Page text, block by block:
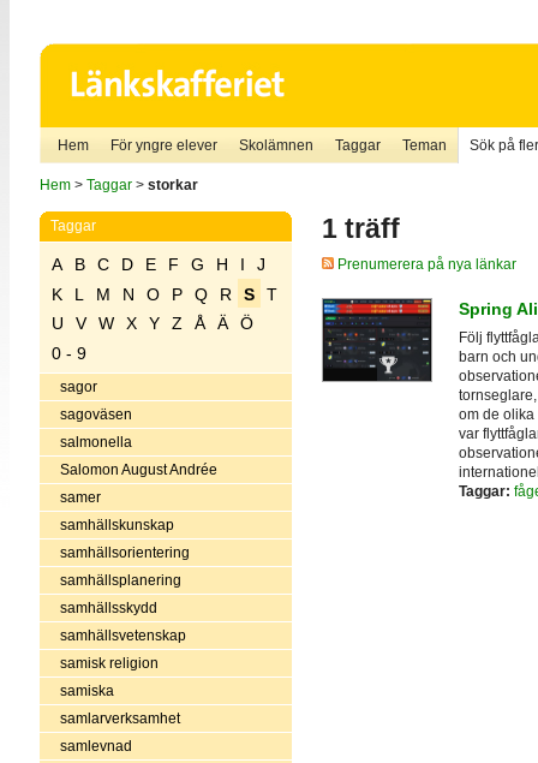
Hem För yngre elever Skolämnen Taggar Teman Sök på
Hem> Taggar> storkar
Taggar
A B C D E F G H I
J
K
L M N O P Q R S
T
U
V W X Y Z Å Ä
Ö
0 - 9
sagor
sagoväsen
salmonella
Salomon August Andrée
samer
samhällskunskap
samhällsorientering
samhällsplanering
samhällsskydd
samhällsvetenskap
samisk religion
samiska
samlarverksamhet
samlevnad
1 träff
Prenumerera på nya länkar
Spring
Följ
barn och
om de
var
Taggar: